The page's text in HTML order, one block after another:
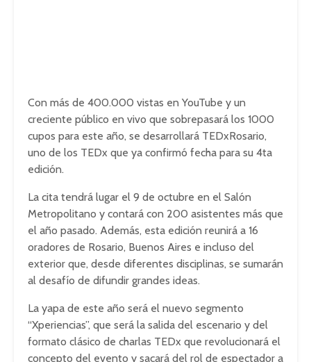
Con más de 400.000 vistas en YouTube y un
creciente público en vivo que sobrepasará los 1000
cupos para este año, se desarrollará TEDxRosario,
uno de los TEDx que ya confirmó fecha para su 4ta
edición.
La cita tendrá lugar el 9 de octubre en el Salón
Metropolitano y contará con 200 asistentes más que
el año pasado. Además, esta edición reunirá a 16
oradores de Rosario, Buenos Aires e incluso del
exterior que, desde diferentes disciplinas, se sumarán
al desafío de difundir grandes ideas.
La yapa de este año será el nuevo segmento
“Xperiencias”, que será la salida del escenario y del
formato clásico de charlas TEDx que revolucionará el
concepto del evento y sacará del rol de espectador a